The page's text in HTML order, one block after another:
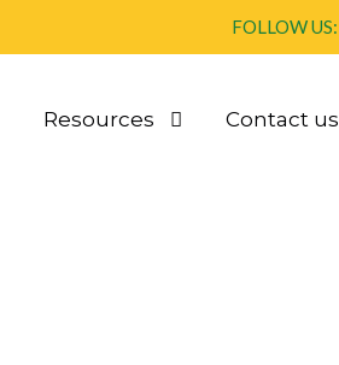
FOLLOW US:
Resources Contact us